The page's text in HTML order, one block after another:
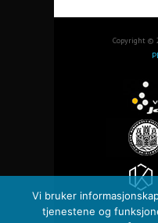
Copyright ©
Vi bruker
tjenestene og